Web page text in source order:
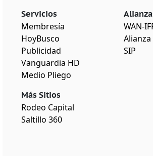
Servicios
Membresía
HoyBusco
Publicidad
Vanguardia HD
Medio Pliego
Más Sitios
Rodeo Capital
Saltillo 360
WAN-
SIP